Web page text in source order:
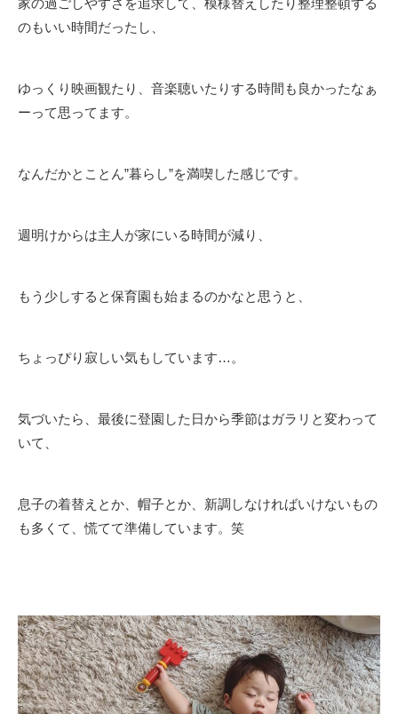
のもいい時間だったし、
ゆっくり映画観たり、音楽聴いたりする時間も良かったなぁ
ーって思ってます。
なんだかとことん”暮らし”を満喫した感じです。
週明けからは主人が家にいる時間が減り、
もう少しすると保育園も始まるのかなと思うと、
ちょっぴり寂しい気もしています…。
気づいたら、最後に登園した日から季節はガラリと変わって
いて、
息子の着替えとか、帽子とか、新調しなければいけないもの
も多くて、慌てて準備しています。笑